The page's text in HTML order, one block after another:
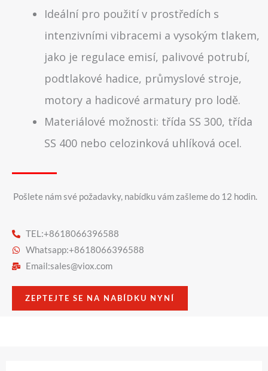
Ideální pro použití v prostředích s
intenzivními vibracemi a vysokým tlakem,
jako je regulace emisí, palivové potrubí,
podtlakové hadice, průmyslové stroje,
motory a hadicové armatury pro lodě.
Materiálové možnosti: třída SS 300, třída
SS 400 nebo celozinková uhlíková ocel.
Pošlete nám své požadavky, nabídku vám zašleme do 12 hodin.
TEL:+8618066396588
Whatsapp:+8618066396588
Email:sales@viox.com
ZEPTEJTE SE NA NABÍDKU NYNÍ